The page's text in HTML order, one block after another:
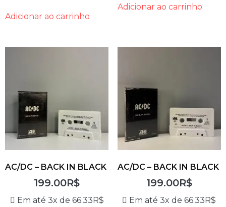
Adicionar ao carrinho
Adicionar ao carrinho
AC/DC – BACK IN BLACK
199.00R$
Em até 3x de 66.33 R$
AC/DC – BACK IN BLACK
199.00R$
Em até 3x de66.33 R$